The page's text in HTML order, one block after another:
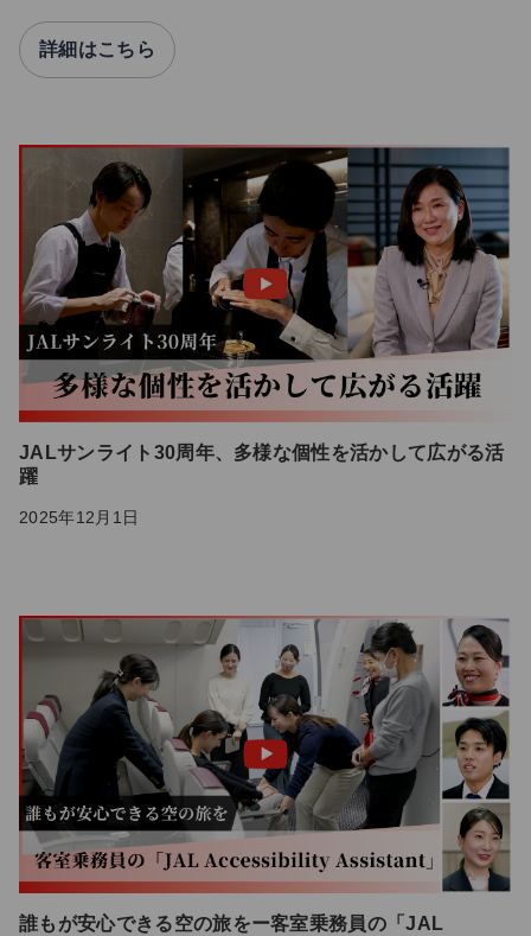
詳細はこちら
JALサンライト30周年、多様な個性を活かして広がる活
躍
2025年12月1日
誰もが安心できる空の旅をー客室乗務員の「JAL